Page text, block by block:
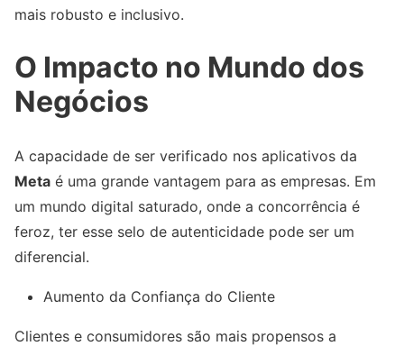
mais robusto e inclusivo.
O Impacto no Mundo dos
Negócios
A capacidade de ser verificado nos aplicativos da
Meta é uma grande vantagem para as empresas. Em
um mundo digital saturado, onde a concorrência é
feroz, ter esse selo de autenticidade pode ser um
diferencial.
Aumento da Confiança do Cliente
Clientes e consumidores são mais propensos a